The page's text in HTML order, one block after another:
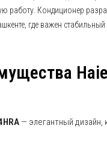
работу. Кондиционер
где важен
— элегантный